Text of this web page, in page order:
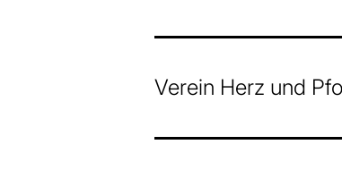
Verein Herz und